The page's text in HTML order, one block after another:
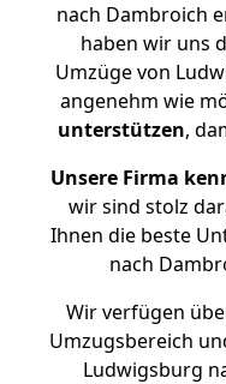
nach Dambroich
haben wir uns
Umzüge von
angenehm wie
unterstützen,
Unsere Firma
wir sind stolz
Ihnen die beste
nach
Wir verfügen
Umzugsbereich
Ludwigsburg